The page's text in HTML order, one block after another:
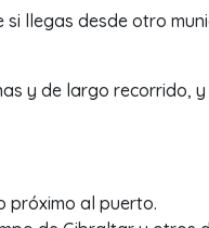
si llegas desde otro
y de largo recorrido,
próximo al puerto.